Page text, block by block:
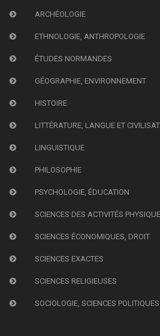
ARCHÉOLOGIE
ETHNOLOGIE, ANTHROPOLOGIE
ÉTUDES NORMANDES
GÉOGRAPHIE, ENVIRONNEMENT
HISTOIRE
LITTÉRATURE, LANGUE ET
LINGUISTIQUE
PHILOSOPHIE
PSYCHOLOGIE, ÉDUCATION
SCIENCES DES ACTIVITÉS
SCIENCES ÉCONOMIQUES, DROIT
SCIENCES EXACTES
SCIENCES RELIGIEUSES
SOCIOLOGIE, SCIENCES POLITIQUES